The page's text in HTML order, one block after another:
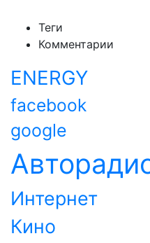
Теги
Комментарии
ENERGY
facebook
google
Интернет
Кино